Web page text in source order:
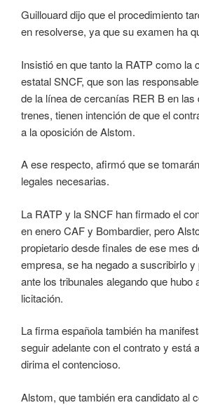
Guillouard dijo que el procedimiento
en resolverse, ya que su examen ha
Insistió en que tanto la RATP como la
estatal SNCF, que son las
de la línea de cercanías RER B en las
trenes, tienen intención de que el
a la oposición de Alstom.
A ese respecto, afirmó que se
legales necesarias.
La RATP y la SNCF han firmado el
en enero CAF y Bombardier, pero
propietario desde finales de ese mes
empresa, se ha negado a suscribirlo
ante los tribunales alegando que hubo
licitación.
La firma española también ha
seguir adelante con el contrato y está
dirima el contencioso.
Alstom, que también era candidato al